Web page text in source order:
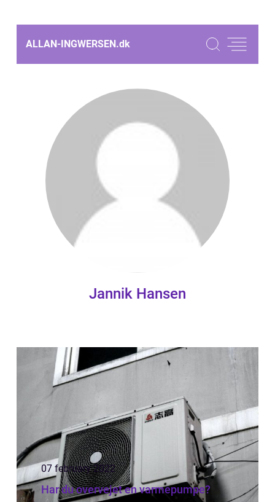
ALLAN-INGWERSEN.dk
Jannik Hansen
07 february 2022
Har du overvejet en varmepumpe?